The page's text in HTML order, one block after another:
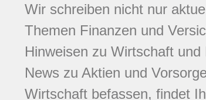
Wir schreiben nicht nur
Themen Finanzen und
Hinweisen zu Wirtschaft
News zu Aktien und
Wirtschaft befassen, findet